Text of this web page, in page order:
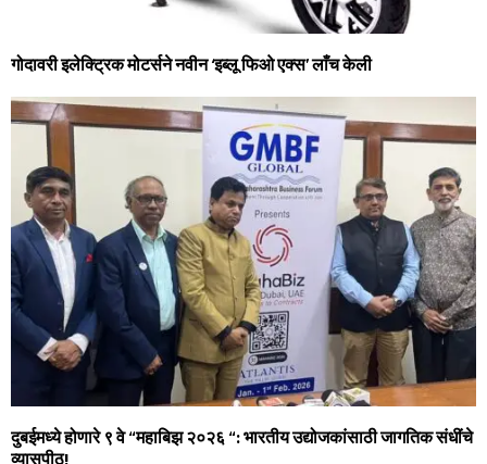
गोदावरी इलेक्ट्रिक मोटर्सने नवीन ‘इब्‍लू फिओ एक्‍स’ लाँच केली
दुबईमध्ये होणारे ९ वे “महाबिझ २०२६ “: भारतीय उद्योजकांसाठी जागतिक संधींचे
व्यासपीठ!